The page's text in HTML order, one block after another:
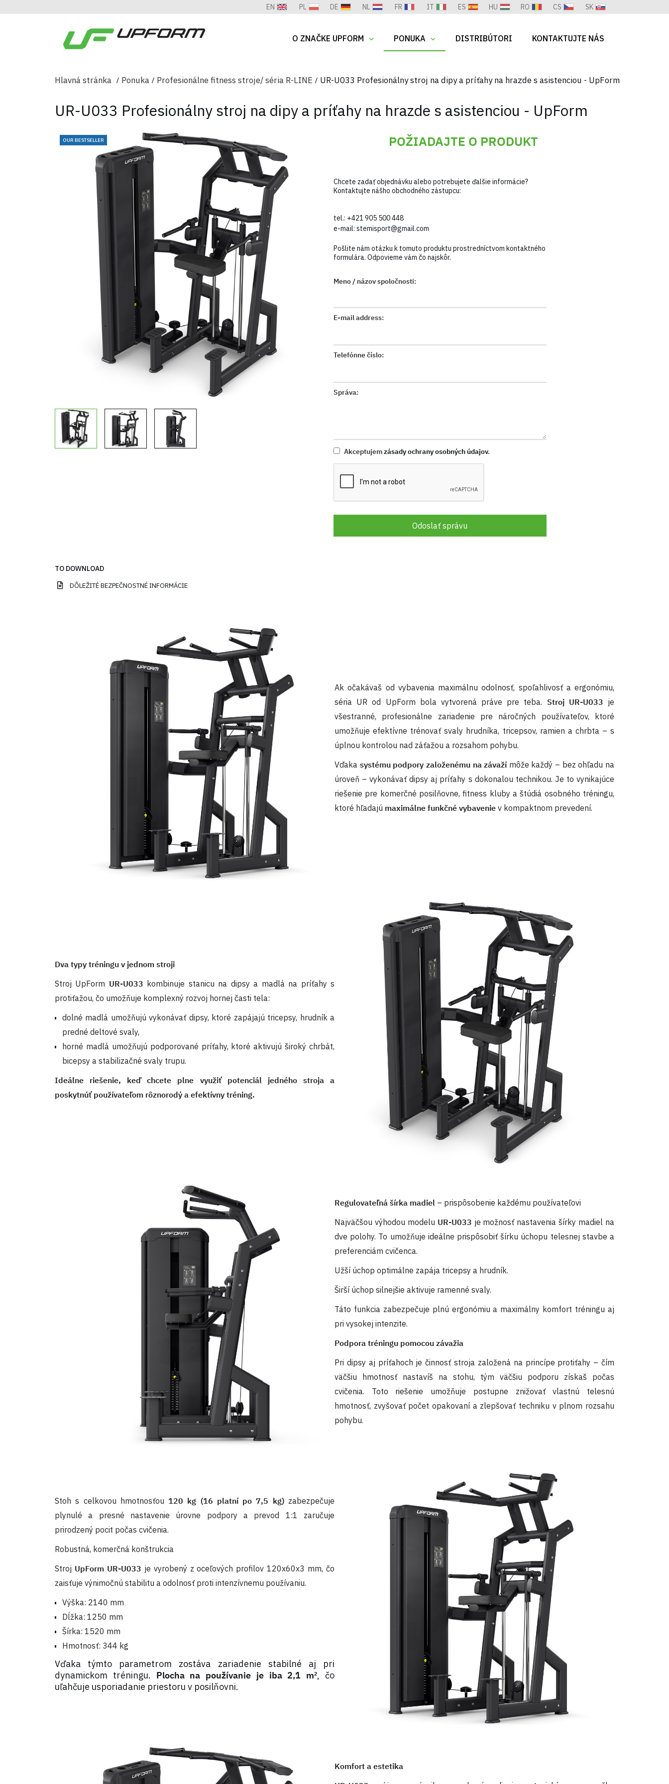
SK
CS
RO
HU
ES
IT
FR
NL
DE
PL
EN
O ZNAČKE UPFORM PONUKA DISTRIBÚTORI KONTAKTUJTE NÁS
Hlavná stránka Ponuka Profesionálne fitness stroje/ séria R-LINE UR-U033 Profesionálny stroj na dipy a príťahy na hrazde s asistenciou - UpForm
UR-U033 Profesionálny stroj na dipy a príťahy na hrazde s asistenciou - UpForm
OUR BESTSELLER POŽIADAJTE O PRODUKT
Chcete zadať objednávku alebo potrebujete ďalšie informácie?
Kontaktujte nášho obchodného zástupcu:
tel.: +421 905 500 448
e-mail: stemisport@gmail.com
Pošlite nám otázku k tomuto produktu prostredníctvom kontaktného
formulára. Odpovieme vám čo najskôr.
Meno / názov spoločnosti:
E-mail address:
Telefónne číslo:
Správa:
Akceptujemzásady ochrany osobných údajov.
Odoslať správu
TO DOWNLOAD
DÔLEŽITÉ BEZPEČNOSTNÉ INFORMÁCIE
Ak očakávaš od vybavenia maximálnu odolnosť, spoľahlivosť a ergonómiu,
séria UR od UpForm bola vytvorená práve pre teba. Stroj UR-U033 je
všestranné, profesionálne zariadenie pre náročných používateľov, ktoré
umožňuje efektívne trénovať svaly hrudníka, tricepsov, ramien a chrbta – s
úplnou kontrolou nad záťažou a rozsahom pohybu.
Vďaka systému podpory založenému na závažímôže každý – bez ohľadu na
úroveň – vykonávať dipsy aj príťahy s dokonalou technikou. Je to vynikajúce
riešenie pre komerčné posilňovne, fitness kluby a štúdiá osobného tréningu,
ktoré hľadajú maximálne funkčné vybavenie v kompaktnom prevedení.
Dva typy tréningu v jednom stroji
Stroj UpForm UR-U033 kombinuje stanicu na dipsy a madlá na príťahy s
protiťažou, čo umožňuje komplexný rozvoj hornej časti tela:
dolné madlá umožňujú vykonávať dipsy, ktoré zapájajú tricepsy, hrudník a
predné deltové svaly,
horné madlá umožňujú podporované príťahy, ktoré aktivujú široký chrbát,
bicepsy a stabilizačné svaly trupu.
Ideálne riešenie, keď chcete plne využiť potenciál jedného stroja a
poskytnúť používateľom rôznorodý a efektívny tréning.
Regulovateľná šírka madiel – prispôsobenie každému používateľovi
Najväčšou výhodou modelu UR-U033 je možnosť nastavenia šírky madiel na
dve polohy. To umožňuje ideálne prispôsobiť šírku úchopu telesnej stavbe a
preferenciám cvičenca.
Užší úchop optimálne zapája tricepsy a hrudník.
Širší úchop silnejšie aktivuje ramenné svaly.
Táto funkcia zabezpečuje plnú ergonómiu a maximálny komfort tréningu aj
pri vysokej intenzite.
Podpora tréningu pomocou závažia
Pri dipsy aj príťahoch je činnosť stroja založená na princípe protiťahy – čím
väčšiu hmotnosť nastavíš na stohu, tým väčšiu podporu získaš počas
cvičenia. Toto riešenie umožňuje postupne znižovať vlastnú telesnú
hmotnosť, zvyšovať počet opakovaní a zlepšovať techniku v plnom rozsahu
pohybu.
Stoh s celkovou hmotnosťou 120 kg (16 platní po 7,5 kg)zabezpečuje
plynulé a presné nastavenie úrovne podpory a prevod 1:1 zaručuje
prirodzený pocit počas cvičenia.
Robustná, komerčná konštrukcia
Stroj UpForm UR-U033 je vyrobený z oceľových profilov 120x60x3 mm, čo
zaisťuje výnimočnú stabilitu a odolnosť proti intenzívnemu používaniu.
Výška: 2140 mm
Dĺžka: 1250 mm
Šírka: 1520 mm
Hmotnosť: 344 kg
Vďaka týmto parametrom zostáva zariadenie stabilné aj pri
dynamickom tréningu. Plocha na používanie je iba 2,1 m², čo
uľahčuje usporiadanie priestoru v posilňovni.
Komfort a estetika